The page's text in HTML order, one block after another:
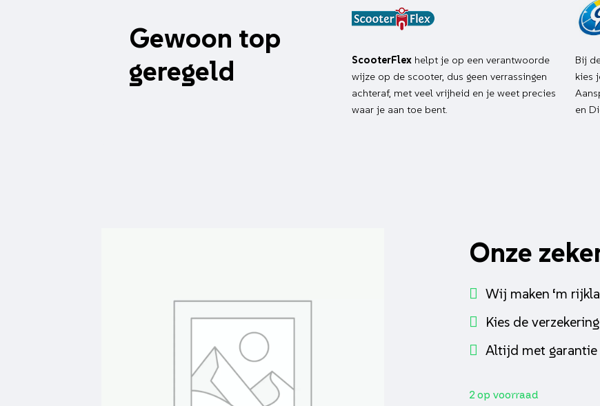
Gewoon top
geregeld
ScooterFlex helpt je op een verantwoorde
wijze op de scooter, dus geen verrassingen
achteraf, met veel vrijheid en je weet precies
waar je aan toe bent.
Bij
kies
en
Onze
Wij maken ‘m
Kies de
Altijd met garantie
2 op voorraad